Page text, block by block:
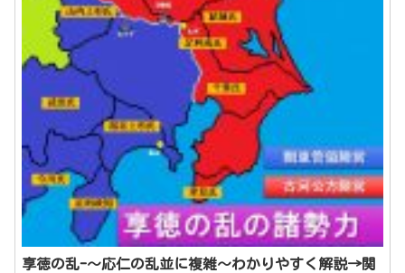
享徳の乱-～応仁の乱並に複雑～わかりやすく解説→関